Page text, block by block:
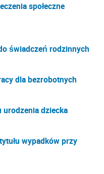
społeczne
świadczeń rodzinnych
dla bezrobotnych
urodzenia dziecka
wypadków przy